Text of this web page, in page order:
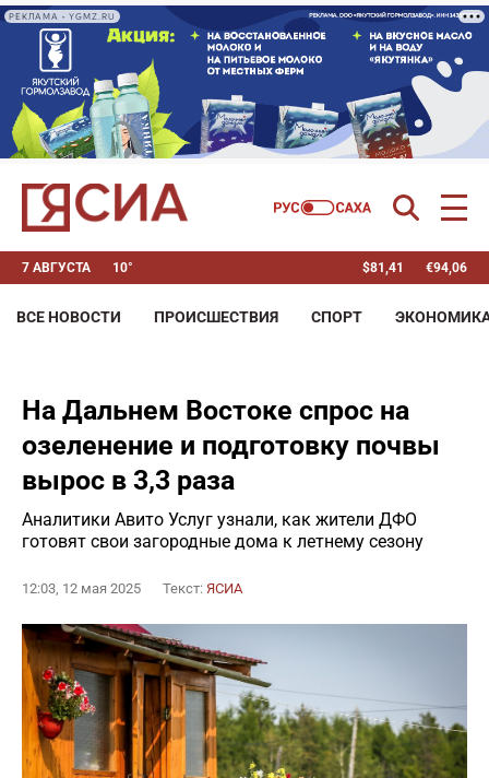
РЕКЛАМА • YGMZ.RU
7 АВГУСТА 10° $81,41 €94,06
ВСЕ НОВОСТИ ПРОИСШЕСТВИЯ СПОРТ
На Дальнем Востоке спрос на
озеленение и подготовку почвы
вырос в 3,3 раза
Аналитики Авито Услуг узнали, как жители ДФО
готовят свои загородные дома к летнему сезону
12:03, 12 мая 2025 Текст: ЯСИА